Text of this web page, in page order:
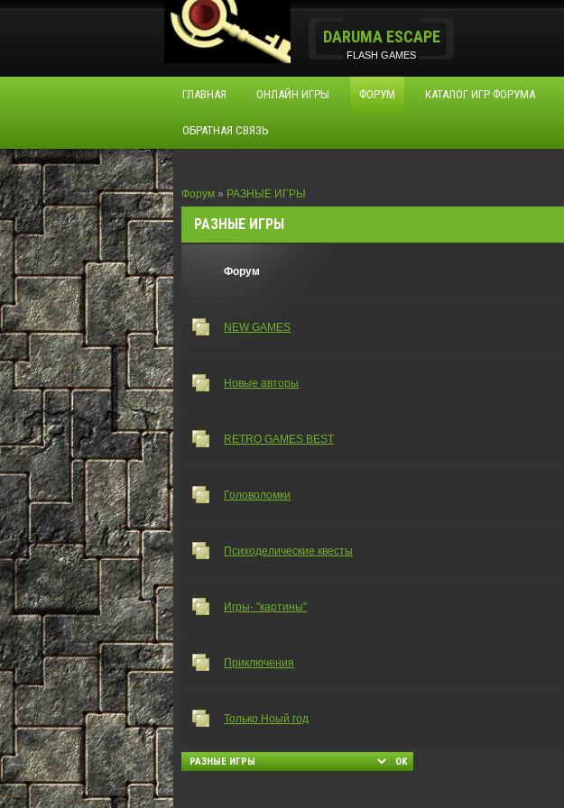
DARUMA ESCAPE
FLASH GAMES
ГЛАВНАЯ ОНЛАЙН ИГРЫ ФОРУМ КАТАЛОГ ИГР ФОРУМА
ОБРАТНАЯ СВЯЗЬ
Форум » РАЗНЫЕ ИГРЫ
РАЗНЫЕ ИГРЫ
Форум
NEW GAMES
Новые авторы
RETRO GAMES BEST
Головоломки
Психоделические квесты
Игры- "картины"
Приключения
Только Ноый год